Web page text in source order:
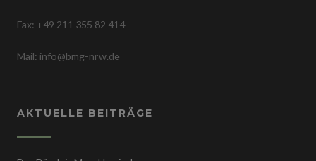
Fax: +49 211 355 82 414
Mail: info@bmg-nrw.de
AKTUELLE BEITRÄGE